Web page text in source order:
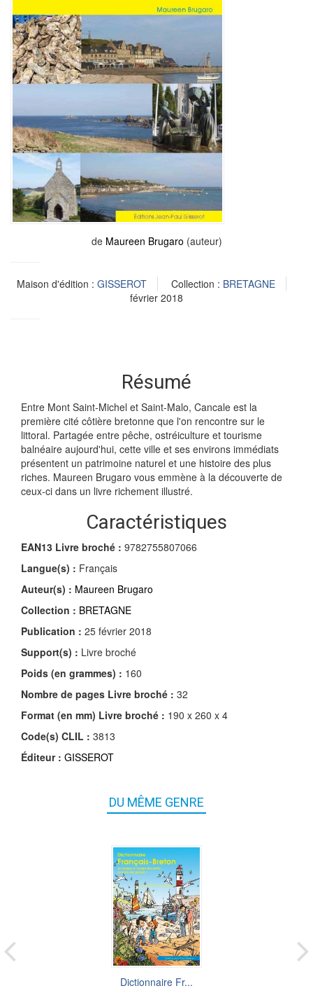
de Maureen Brugaro (auteur)
Maison d'édition : GISSEROT Collection : BRETAGNE
février 2018
Résumé
Entre Mont Saint-Michel et Saint-Malo, Cancale est la
première cité côtière bretonne que l'on rencontre sur le
littoral. Partagée entre pêche, ostréiculture et tourisme
balnéaire aujourd'hui, cette ville et ses environs immédiats
présentent un patrimoine naturel et une histoire des plus
riches. Maureen Brugaro vous emmène à la découverte de
ceux-ci dans un livre richement illustré.
Caractéristiques
EAN13 Livre broché : 9782755807066
Langue(s) : Français
Auteur(s) : Maureen Brugaro
Collection : BRETAGNE
Publication : 25 février 2018
Support(s) : Livre broché
Poids (en grammes) : 160
Nombre de pages Livre broché : 32
Format (en mm) Livre broché : 190 x 260 x 4
Code(s) CLIL : 3813
Éditeur : GISSEROT
DU MÊME GENRE
Dictionnaire Fr...